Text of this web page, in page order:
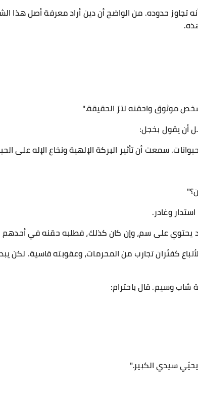
تجاوز حدوده. من الواضح أن دين أراد معرفة أصل هذا
موثوق واحقنه لترَ الحقيقة."
أن يقول بخجل:
سمعت أن تأثير البركة الإلهية ونخاع الإله على
وغادر.
على سم، وإن كان كذلك، فطلبه حقنه في أحدهم
كفئران تجارب من المحرمات، وعقوبته قاسية. لكن
شاب وسيم. قال باحترام:
يحيّي سيدي الكبير."